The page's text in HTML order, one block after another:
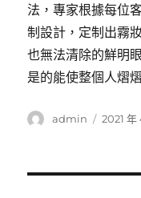
法，專家根據每位
制設計，定制出霧
也無法清除的鮮明
是的能使整個人熠
作
admin
發
2021 年